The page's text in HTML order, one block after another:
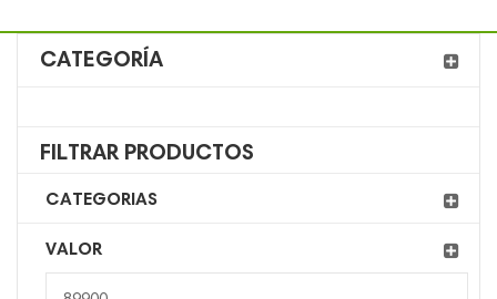
CATEGORÍA
FILTRAR PRODUCTOS
CATEGORIAS
VALOR